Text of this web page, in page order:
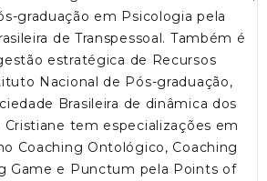
graduação em Psicologia pela
de Transpessoal. Também é
estratégica de Recursos
Nacional de Pós-graduação,
Brasileira de dinâmica dos
Cristiane tem especializações em
Coaching Ontológico, Coaching
Game e Punctum pela Points of